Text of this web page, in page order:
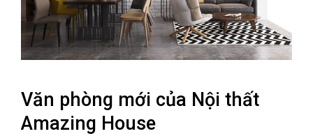
Văn phòng mới của Nội thất
Amazing House